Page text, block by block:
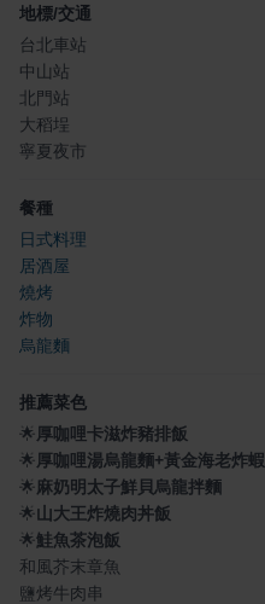
地標/交通
台北車站
中山站
北門站
大稻埕
寧夏夜市
餐種
日式料理
居酒屋
燒烤
炸物
烏龍麵
推薦菜色
🌟 厚咖哩卡滋炸豬排飯
🌟 厚咖哩湯烏龍麵+黃金海老炸蝦
🌟 麻奶明太子鮮貝烏龍拌麵
🌟山大王炸燒肉丼飯
🌟鮭魚茶泡飯
和風芥末章魚
鹽烤牛肉串